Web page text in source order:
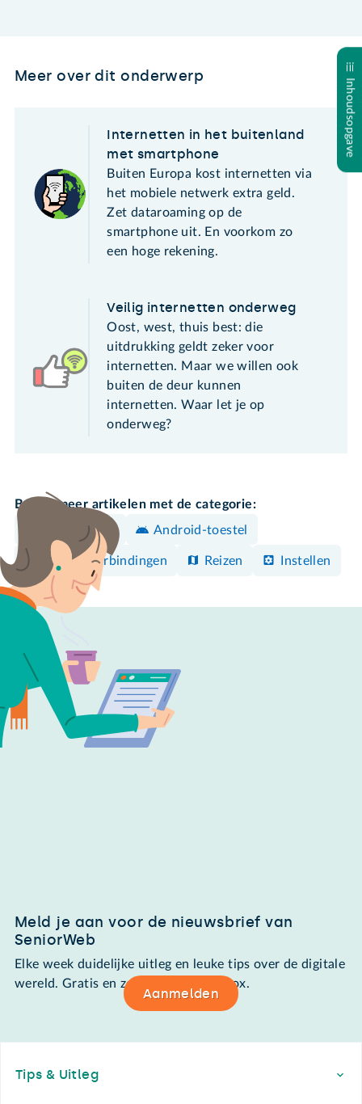
Inhoudsopgave
Meer over dit onderwerp
Internetten in het buitenland
met smartphone
Buiten Europa kost internetten via
het mobiele netwerk extra geld.
Zet dataroaming op de
smartphone uit. En voorkom zo
een hoge rekening.
Veilig internetten onderweg
Oost, west, thuis best: die
uitdrukking geldt zeker voor
internetten. Maar we willen ook
buiten de deur kunnen
internetten. Waar let je op
onderweg?
Bekijk meer artikelen met de categorie:
iPhone/iPad
Android-toestel
Internetverbindingen Reizen Instellen
Meld je aan voor de nieuwsbrief van
SeniorWeb
Elke week duidelijke uitleg en leuke tips over de digitale
wereld. Gratis en zomaar in de mailbox.
Aanmelden
Tips & Uitleg